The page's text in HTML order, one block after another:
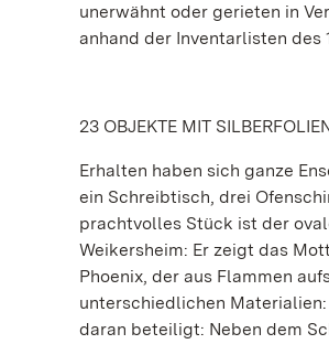
unerwähnt oder gerieten in
anhand der Inventarlisten des
23 OBJEKTE MIT
Erhalten haben sich ganze
ein Schreibtisch, drei
prachtvolles Stück ist der
Weikersheim: Er zeigt das
Phoenix, der aus Flammen
unterschiedlichen
daran beteiligt: Neben dem